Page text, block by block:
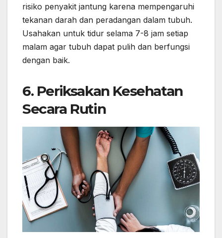
risiko penyakit jantung karena mempengaruhi
tekanan darah dan peradangan dalam tubuh.
Usahakan untuk tidur selama 7-8 jam setiap
malam agar tubuh dapat pulih dan berfungsi
dengan baik.
6. Periksakan Kesehatan
Secara Rutin